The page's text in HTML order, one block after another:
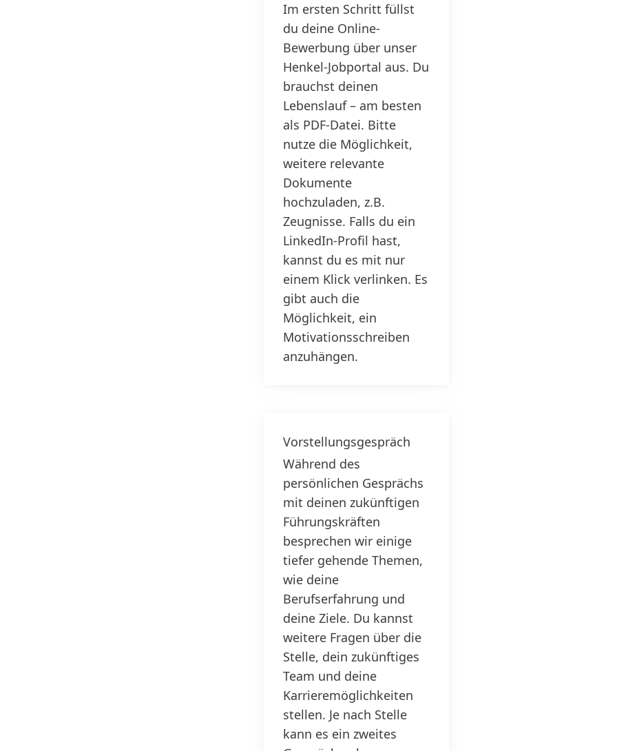
Im ersten Schritt füllst
du deine Online-
Bewerbung über unser
Henkel-Jobportal aus. Du
brauchst deinen
Lebenslauf – am besten
als PDF-Datei. Bitte
nutze die Möglichkeit,
weitere relevante
Dokumente
hochzuladen, z.B.
Zeugnisse. Falls du ein
LinkedIn-Profil hast,
kannst du es mit nur
einem Klick verlinken. Es
gibt auch die
Möglichkeit, ein
Motivationsschreiben
anzuhängen.
Vorstellungsgespräch
Während des
persönlichen Gesprächs
mit deinen zukünftigen
Führungskräften
besprechen wir einige
tiefer gehende Themen,
wie deine
Berufserfahrung und
deine Ziele. Du kannst
weitere Fragen über die
Stelle, dein zukünftiges
Team und deine
Karrieremöglichkeiten
stellen. Je nach Stelle
kann es ein zweites